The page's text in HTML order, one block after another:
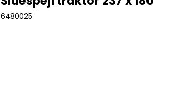
6480025